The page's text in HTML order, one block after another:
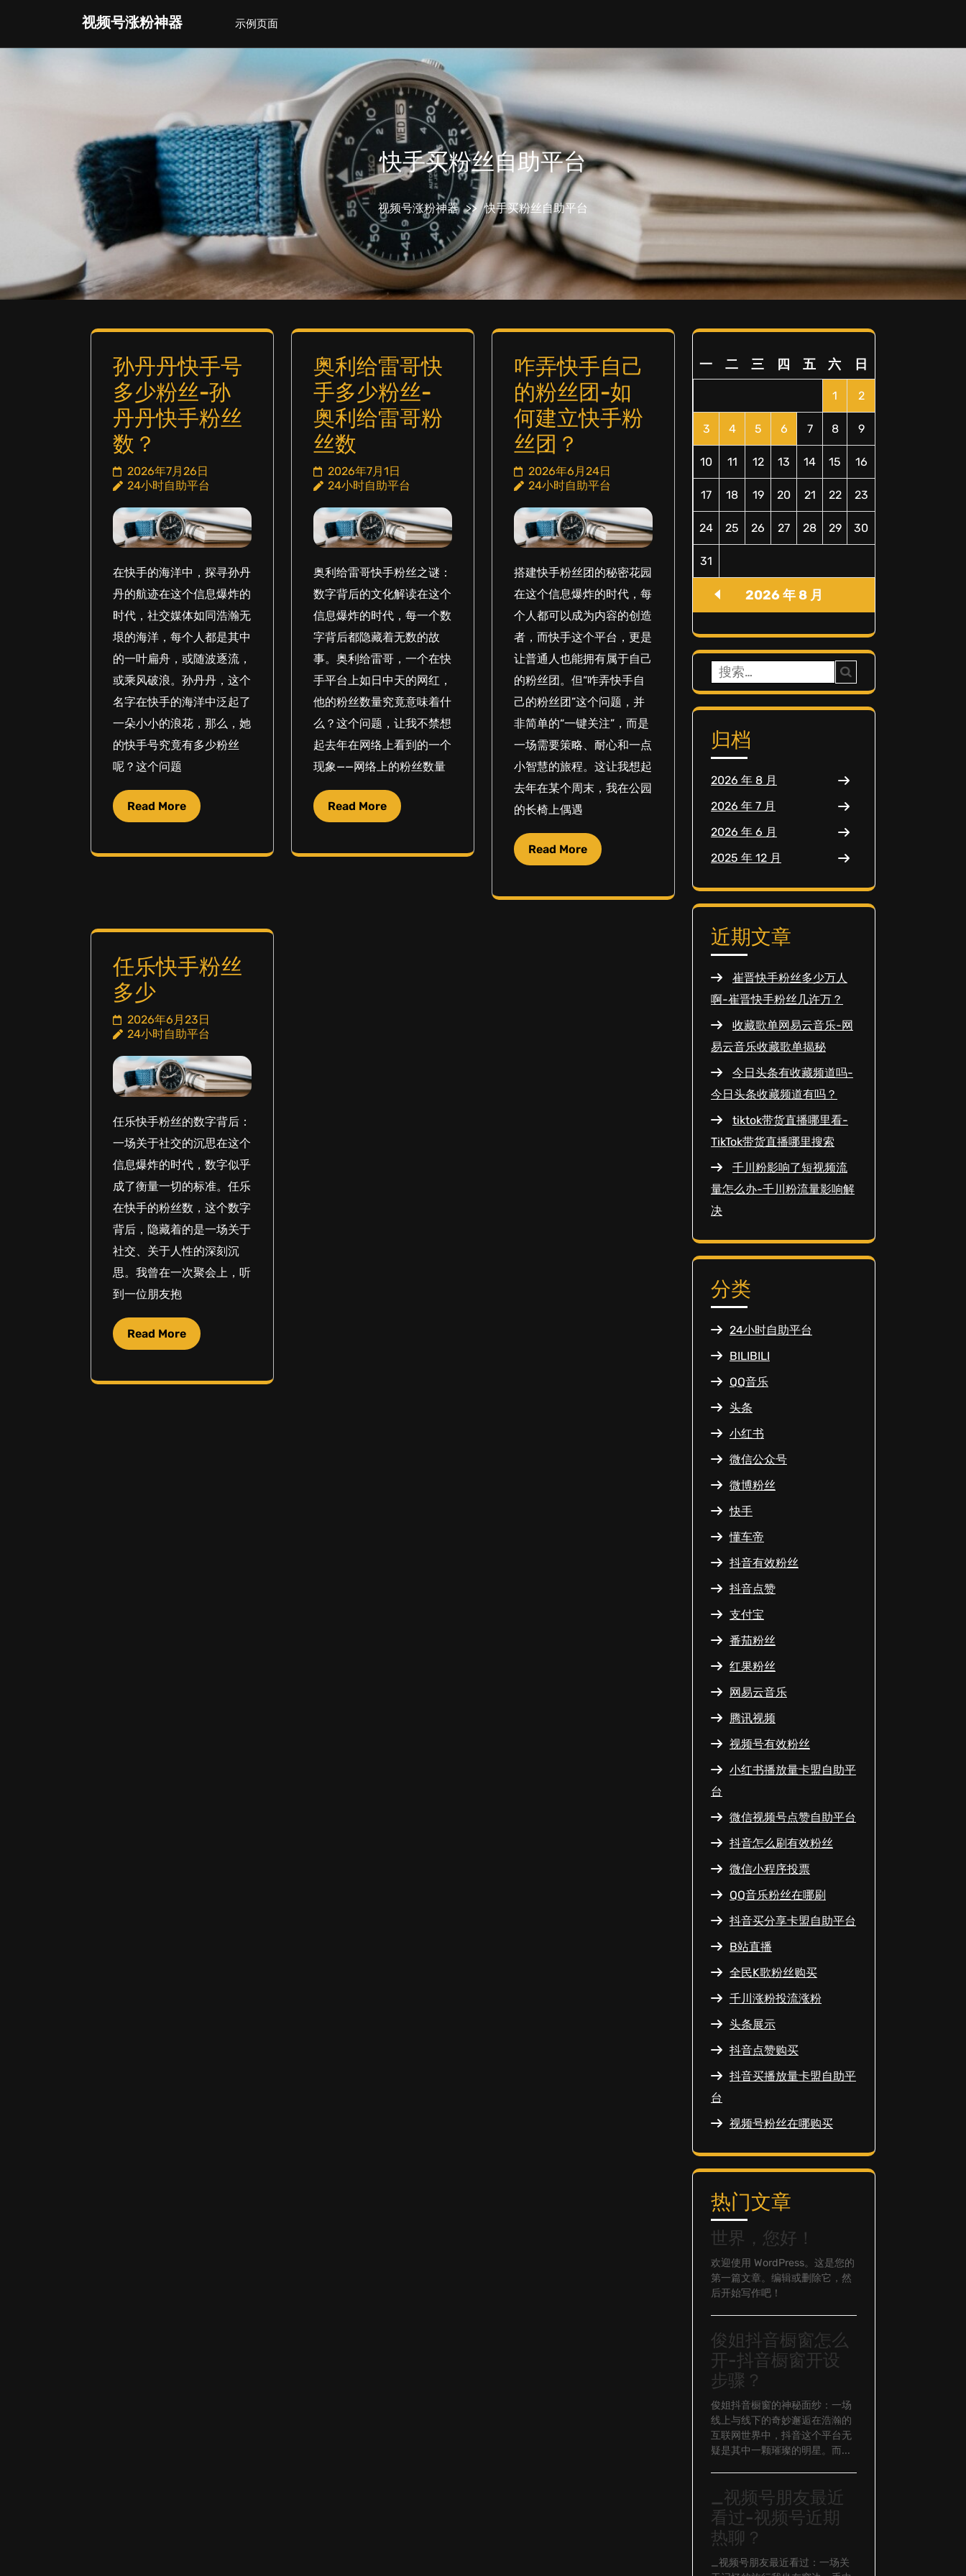
content
视频号涨粉神器 示例页面
快手买粉丝自助平台
视频号涨粉神器 >> 快手买粉丝自助平台
孙丹丹快手号
多少粉丝-孙
丹丹快手粉丝
数？
2026年7月26日
24小时自助平台
在快手的海洋中，探寻孙丹
丹的航迹在这个信息爆炸的
时代，社交媒体如同浩瀚无
垠的海洋，每个人都是其中
的一叶扁舟，或随波逐流，
或乘风破浪。孙丹丹，这个
名字在快手的海洋中泛起了
一朵小小的浪花，那么，她
的快手号究竟有多少粉丝
呢？这个问题
Read More
奥利给雷哥快
手多少粉丝-
奥利给雷哥粉
丝数
2026年7月1日
24小时自助平台
奥利给雷哥快手粉丝之谜：
数字背后的文化解读在这个
信息爆炸的时代，每一个数
字背后都隐藏着无数的故
事。奥利给雷哥，一个在快
手平台上如日中天的网红，
他的粉丝数量究竟意味着什
么？这个问题，让我不禁想
起去年在网络上看到的一个
现象——网络上的粉丝数量
Read More
咋弄快手自己
的粉丝团-如
何建立快手粉
丝团？
2026年6月24日
24小时自助平台
搭建快手粉丝团的秘密花园
在这个信息爆炸的时代，每
个人都可以成为内容的创造
者，而快手这个平台，更是
让普通人也能拥有属于自己
的粉丝团。但“咋弄快手自
己的粉丝团”这个问题，并
非简单的“一键关注”，而是
一场需要策略、耐心和一点
小智慧的旅程。这让我想起
去年在某个周末，我在公园
的长椅上偶遇
Read More
任乐快手粉丝
多少
2026年6月23日
24小时自助平台
任乐快手粉丝的数字背后：
一场关于社交的沉思在这个
信息爆炸的时代，数字似乎
成了衡量一切的标准。任乐
在快手的粉丝数，这个数字
背后，隐藏着的是一场关于
社交、关于人性的深刻沉
思。我曾在一次聚会上，听
到一位朋友抱
Read More
2026 年 8 月
一 二 三 四 五 六 日
1 2
3 4 5 6 7 8 9
10 11 12 13 14 15 16
17 18 19 20 21 22 23
24 25 26 27 28 29 30
31
搜
索：
归档
2026 年 8 月
2026 年 7 月
2026 年 6 月
2025 年 12 月
近期文章
崔晋快手粉丝多少万人
啊-崔晋快手粉丝几许万？
收藏歌单网易云音乐-网
易云音乐收藏歌单揭秘
今日头条有收藏频道吗-
今日头条收藏频道有吗？
tiktok带货直播哪里看-
TikTok带货直播哪里搜索
千川粉影响了短视频流
量怎么办-千川粉流量影响解
决
分类
24小时自助平台
BILIBILI
QQ音乐
头条
小红书
微信公众号
微博粉丝
快手
懂车帝
抖音有效粉丝
抖音点赞
支付宝
番茄粉丝
红果粉丝
网易云音乐
腾讯视频
视频号有效粉丝
小红书播放量卡盟自助平
台
微信视频号点赞自助平台
抖音怎么刷有效粉丝
微信小程序投票
QQ音乐粉丝在哪刷
抖音买分享卡盟自助平台
B站直播
全民K歌粉丝购买
千川涨粉投流涨粉
头条展示
抖音点赞购买
抖音买播放量卡盟自助平
台
视频号粉丝在哪购买
热门文章
世界，您好！
欢迎使用 WordPress。这是您的
第一篇文章。编辑或删除它，然
后开始写作吧！
俊姐抖音橱窗怎么
开-抖音橱窗开设
步骤？
俊姐抖音橱窗的神秘面纱：一场
线上与线下的奇妙邂逅在浩瀚的
互联网世界中，抖音这个平台无
疑是其中一颗璀璨的明星。而...
_视频号朋友最近
看过-视频号近期
热聊？
_视频号朋友最近看过：一场关